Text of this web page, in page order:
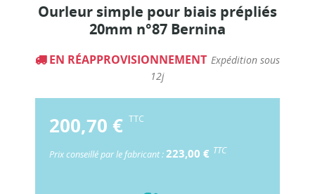
Ourleur simple pour biais prépliés
20mm n°87 Bernina
EN RÉAPPROVISIONNEMENT Expédition sous
12j
200,70 € TTC
Prix conseillé par le fabricant :223,00 € TTC